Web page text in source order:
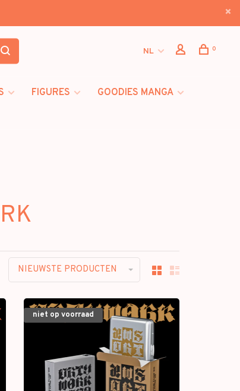
NL 0
FIGURES
GOODIES MANGA
NIEUWSTE PRODUCTEN
niet op voorraad